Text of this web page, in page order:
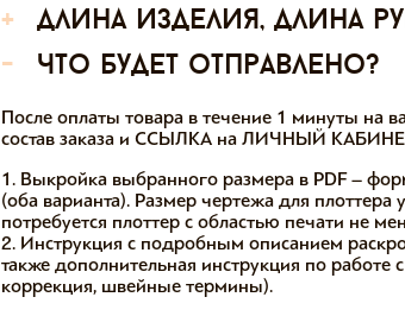
+
длина изделия, длина
-
что будет отправлено?
После оплаты товара в течение 1 минуты
состав заказа и ССЫЛКА на ЛИЧНЫЙ
1. Выкройка выбранного размера в PDF –
(оба варианта). Размер чертежа для плоттера
потребуется плоттер с областью печати не
2. Инструкция с подробным описанием
также дополнительная инструкция по работе
коррекция, швейные термины).